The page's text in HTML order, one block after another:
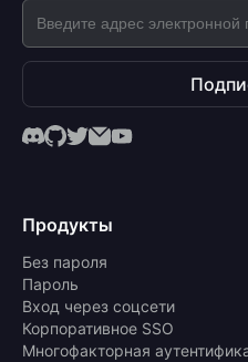
Продукты
Без пароля
Пароль
Вход через соцсети
Корпоративное SSO
Многофакторная